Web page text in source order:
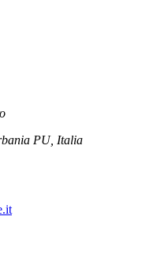
PU, Italia